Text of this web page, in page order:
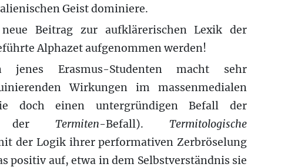
Geist dominiere.
Beitrag zur aufklärerischen Lexik der
Alphazet aufgenommen werden!
jenes Erasmus-Studenten macht sehr
Wirkungen im massenmedialen
doch einen untergründigen Befall der
derTermiten-Befall).Termitologische
der Logik ihrer performativen Zerbröselung
positiv auf, etwa in dem Selbstverständnis sie